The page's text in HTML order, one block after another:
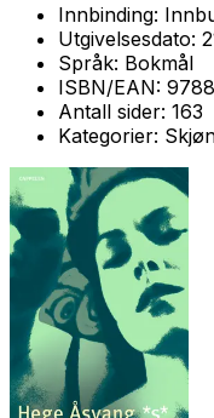
Innbinding:
Utgivelsesdato:
Språk: Bokmål
ISBN/EAN:
Antall sider: 163
Kategorier: